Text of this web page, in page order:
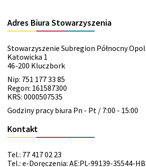
Adres Biura Stowarzyszenia
Stowarzyszenie Subregion Północny
Katowicka 1
46-200 Kluczbork
Nip: 751 177 33 85
Regon: 161587300
KRS: 0000507535
Godziny pracy biura Pn - Pt / 7:00 - 15:00
Kontakt
Tel.: 77 417 02 23
Tel.: e-Doręczenia: AE:PL-99139-35544-